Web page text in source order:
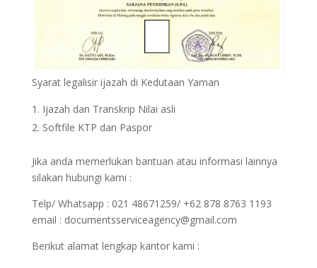
Syarat legalisir ijazah di Kedutaan Yaman
Ijazah dan Transkrip Nilai asli
Softfile KTP dan Paspor
Jika anda memerlukan bantuan atau informasi lainnya
silakan hubungi kami :
Telp/ Whatsapp : 021 48671259/ +62 878 8763 1193
email : documentsserviceagency@gmail.com
Berikut alamat lengkap kantor kami :